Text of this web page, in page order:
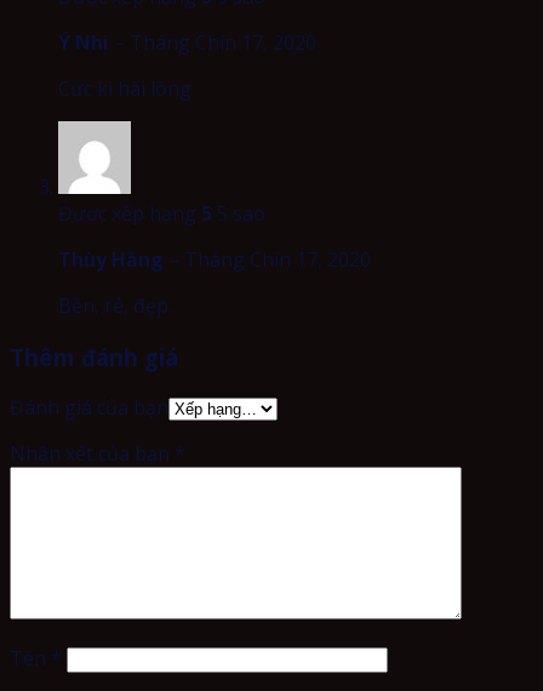
Ý Nhi – Tháng Chín 17, 2020
Cực kì hài lòng
Được xếp hạng 5 5 sao
Thùy Hằng – Tháng Chín 17, 2020
Bền, rẻ, đẹp.
Thêm đánh giá
Đánh giá của bạn
Nhận xét của bạn *
Tên *